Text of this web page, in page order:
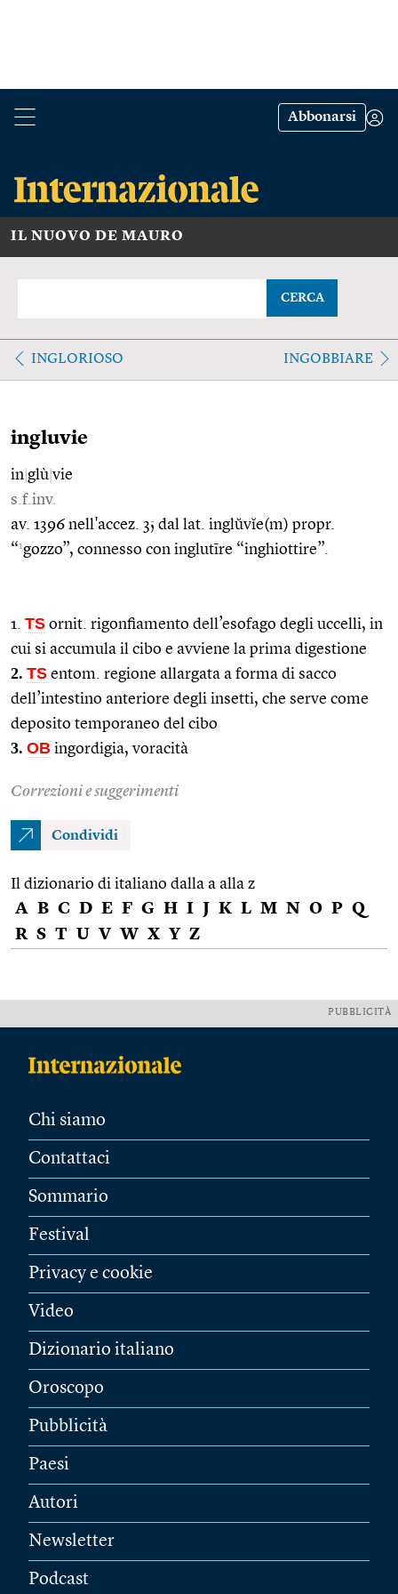
Abbonarsi
IL NUOVO DE MAURO
CERCA
INGLORIOSO INGOBBIARE
ingluvie
in glù vie
s.f.inv.
av. 1396 nell'accez. 3; dal lat. inglŭvĭe(m) propr.
“1gozzo”, connesso con inglutīre “inghiottire”.
1. TS ornit. rigonfiamento dell’esofago degli uccelli, in
cui si accumula il cibo e avviene la prima digestione
2. TS entom. regione allargata a forma di sacco
dell’intestino anteriore degli insetti, che serve come
deposito temporaneo del cibo
3. OB ingordigia, voracità
Correzioni e suggerimenti
Condividi
Il dizionario di italiano dalla a alla z
A B C D E F G H I J K L M N O P Q
R S T U V W X Y Z
PUBBLICITÀ
Chi siamo
Contattaci
Sommario
Festival
Privacy e cookie
Video
Dizionario italiano
Oroscopo
Pubblicità
Paesi
Autori
Newsletter
Podcast